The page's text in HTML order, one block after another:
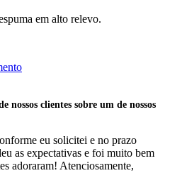
em alto relevo.
nossos clientes sobre um de nossos
eu solicitei e no prazo
as expectativas e foi muito bem
adoraram! Atenciosamente,